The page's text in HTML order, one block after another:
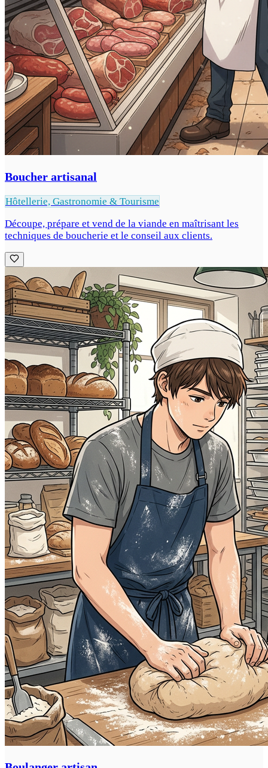
Boucher artisanal
Hôtellerie, Gastronomie & Tourisme
Découpe, prépare et vend de la viande en maîtrisant les
techniques de boucherie et le conseil aux clients.